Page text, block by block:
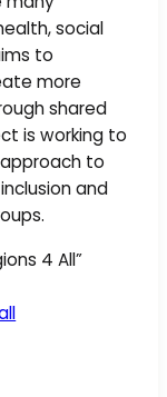
social
to
more
shared
is working to
to
and
4 All”